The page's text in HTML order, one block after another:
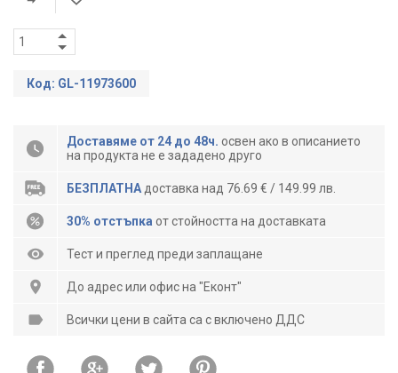
Код: GL-11973600
Доставяме от 24 до 48ч. освен ако в описанието
на продукта не е зададено друго
БЕЗПЛАТНА доставка над 76.69 € / 149.99 лв.
30% отстъпка от стойността на доставката
Тест и преглед преди заплащане
До адрес или офис на "Еконт"
Всички цени в сайта са с включено ДДС